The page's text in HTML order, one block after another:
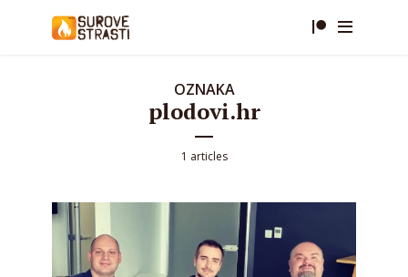
OZNAKA
plodovi.hr
1 articles